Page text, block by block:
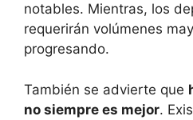
notables. Mientras, los
requerirán volúmenes
progresando.
También se advierte que
no siempre es mejor.